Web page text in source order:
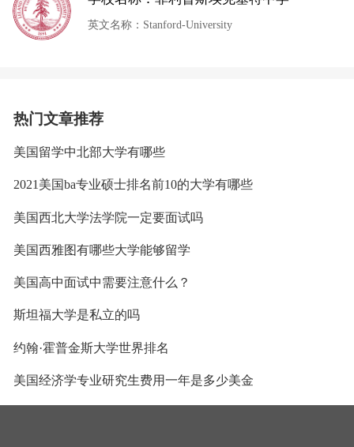
英文名称：Stanford-University
热门文章推荐
美国留学中北部大学有哪些
2021美国ba专业硕士排名前10的大学有哪些
美国西北大学法学院一定要面试吗
美国西雅图有哪些大学能够留学
美国高中面试中需要注意什么？
斯坦福大学是私立的吗
约翰·霍普金斯大学世界排名
美国经济学专业研究生费用一年是多少美金